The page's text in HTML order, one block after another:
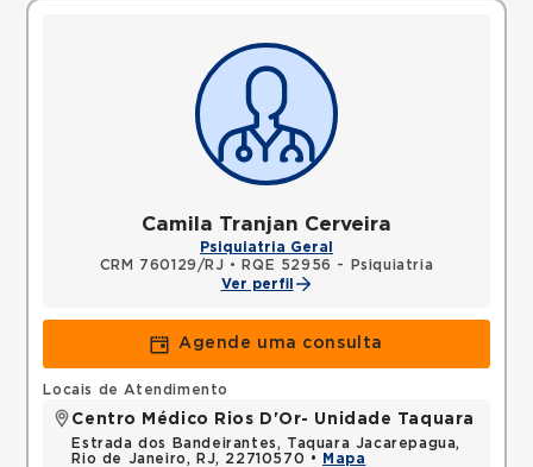
Camila Tranjan Cerveira
Psiquiatria Geral
CRM 760129/RJ •
RQE 52956 - Psiquiatria
Ver perfil
Agende uma consulta
Locais de Atendimento
Centro Médico Rios D'Or- Unidade Taquara
Estrada dos Bandeirantes, Taquara Jacarepagua,
Rio de Janeiro, RJ, 22710570 •
Mapa